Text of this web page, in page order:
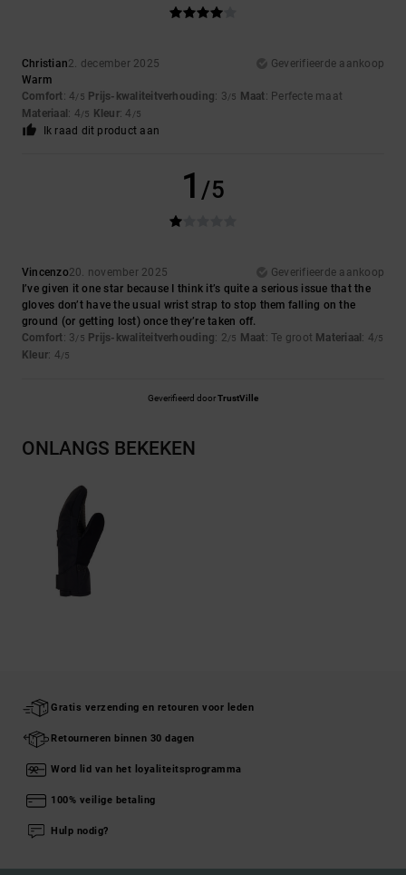
Christian2. december 2025
Geverifieerde aankoop
Warm
Comfort: 4/5 Prijs-kwaliteitverhouding: 3/5 Maat: Perfecte maat
Materiaal : 4/5 Kleur: 4 /5
Ik raad dit product aan
1 /5
Vincenzo20. november 2025
Geverifieerde aankoop
I’ve given it one star because I think it’s quite a serious issue that the
gloves don’t have the usual wrist strap to stop them falling on the
ground (or getting lost) once they’re taken off.
Comfort: 3/5 Prijs-kwaliteitverhouding: 2/5 Maat: Te groot Materiaal : 4/5
Kleur: 4/5
Geverifieerd doorTrustVille
ONLANGS BEKEKEN
Gratis verzending en retouren voor leden
Retourneren binnen 30 dagen
Word lid van het loyaliteitsprogramma
100% veilige betaling
Hulp nodig?